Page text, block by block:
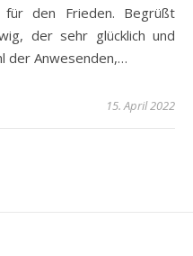
für den Frieden. Begrüßt
der sehr glücklich und
der Anwesenden,…
15. April 2022